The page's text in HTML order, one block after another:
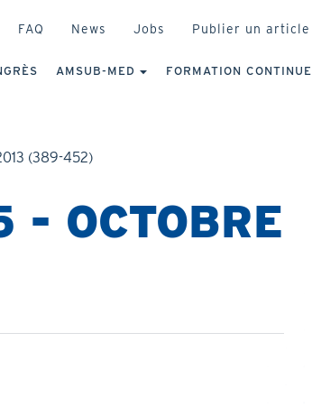
HEADER
FAQ News Jobs Publier un article
AMSUB-MED FORMATION CONTINUE
(389-452)
OCTOBRE